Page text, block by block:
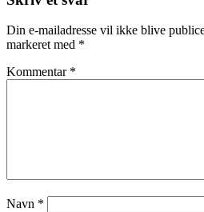
Din e-mailadresse vil ikke blive
markeret med *
Kommentar *
Navn *